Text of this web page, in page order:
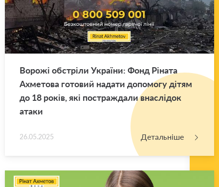
Во­ро­жі об­стрі­ли Укра­ї­ни: Фонд Рі­на­та
Ахме­то­ва го­то­вий на­да­ти до­по­мо­гу дітям
до 18 років, які по­стра­жда­ли вна­слі­док
атаки
26.05.2025 Детальніше